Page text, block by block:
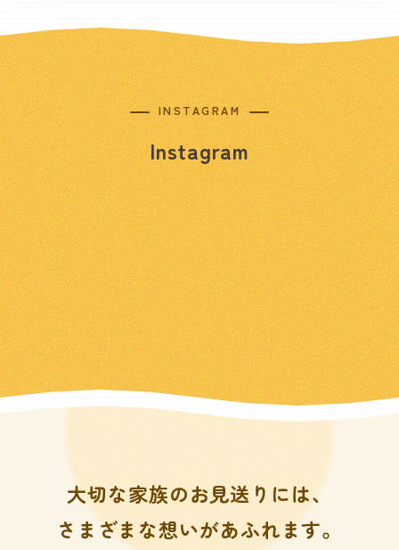
INSTAGRAM
Instagram
大切な家族のお見送りには、
さまざまな想いがあふれます。